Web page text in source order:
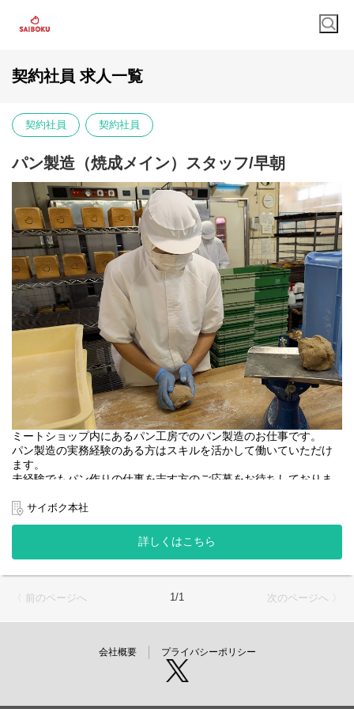
契約社員 求人一覧
契約社員 契約社員
パン製造（焼成メイン）スタッフ/早朝
ミートショップ内にあるパン工房でのパン製造のお仕事です。
パン製造の実務経験のある方はスキルを活かして働いていただけ
ます。
未経験でもパン作りの仕事を志す方のご応募をお待ちしておりま
【仕事内容】下記の内容をメインにご勤務頂きます。
・パン製造（分割・丸め・成形・その他）
・その他（原材料発注・在庫管理・事務作業など）・オーブン作
業
サイボク本社
詳しくはこちら
〈 前のページへ 1/1 次のページへ 〉
会社概要 プライバシーポリシー